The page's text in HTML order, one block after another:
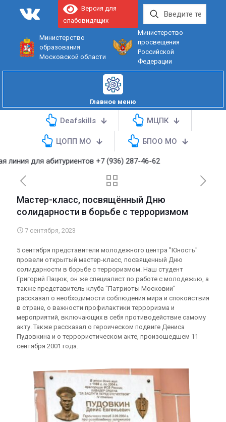
Министерство
образования
Московской области
Министерство
просвещения
Российской
Федерации
Версия для
слабовидящих
Главное меню
Deafskills МЦПК
ЦОПП МО БПОО МО
для абитуриентов+7 (936) 287-46-62
Мастер-класс, посвящённый Дню
солидарности в борьбе с терроризмом
7 сентября, 2023
5 сентября представители молодежного центра "Юность"
провели открытый мастер-класс, посвященный Дню
солидарности в борьбе с терроризмом. Наш студент
Григорий Пацюк, он же специалист по работе с молодежью, а
также представитель клуба "Патриоты Московии"
рассказал о необходимости соблюдения мира и спокойствия
в стране, о важности профилактики терроризма и
мероприятий, включающих в себя противодействие самому
акту. Также рассказал о героическом подвиге Дениса
Пудовкина и о террористическом акте, произошедшем 11
сентября 2001 года.